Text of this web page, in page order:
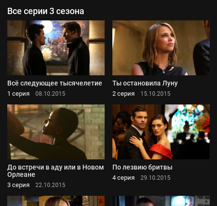
Все серии 3 сезона
Всё следующее тысячелетие
1 серия 08.10.2015
Ты остановила Луну
2 серия 15.10.2015
До встречи в аду или в Новом
Орлеане
3 серия 22.10.2015
По лезвию бритвы
4 серия 29.10.2015